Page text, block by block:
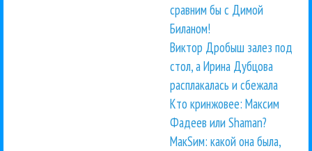
сравним бы с Димой
Биланом!
Виктор Дробыш залез под
стол, а Ирина Дубцова
расплакалась и сбежала
Кто кринжовее: Максим
Фадеев или Shaman?
МакSим: какой она была,